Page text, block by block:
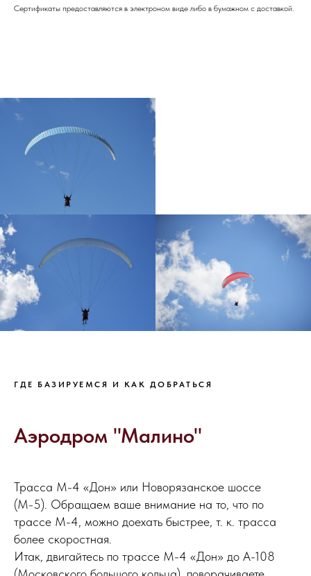
Сертификаты предоставляются в электроном виде либо в бумажном с доставкой.
ГДЕ БАЗИРУЕМСЯ И КАК ДОБРАТЬСЯ
Аэродром "Малино"
Трасса М-4 «Дон» или Новорязанское шоссе
(М-5). Обращаем ваше внимание на то, что по
трассе М-4, можно доехать быстрее, т. к. трасса
более скоростная.
Итак, двигайтесь по трассе М-4 «Дон» до А-108
ОСТАЛИСЬ
НАПИШИТЕ НАМ ВКОНТАКТЕ
НАПИШИТЕ НАМ В TELEGRAM
НАПИШИТЕ НАМ В MAX